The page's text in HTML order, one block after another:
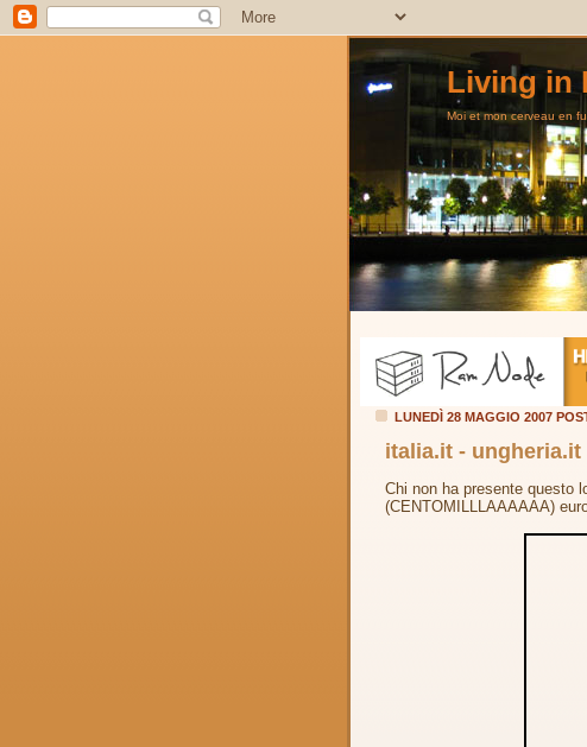
Living in
Moi et mon cerveau en
LUNEDÌ 28 MAGGIO 2007
italia.it - ungheria.it
Chi non ha presente questo
(CENTOMILLLAAAAAA)